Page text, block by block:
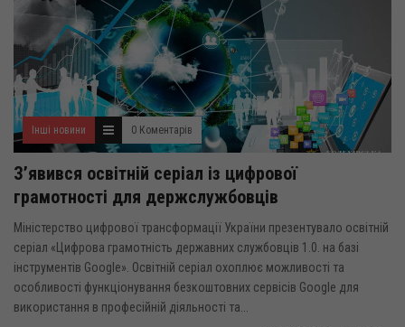
Інші новини 0 Коментарів
З’явився освітній серіал із цифрової
грамотності для держслужбовців
Міністерство цифрової трансформації України презентувало освітній
серіал «Цифрова грамотність державних службовців 1.0. на базі
інструментів Google». Освітній серіал охоплює можливості та
особливості функціонування безкоштовних сервісів Google для
використання в професійній діяльності та...